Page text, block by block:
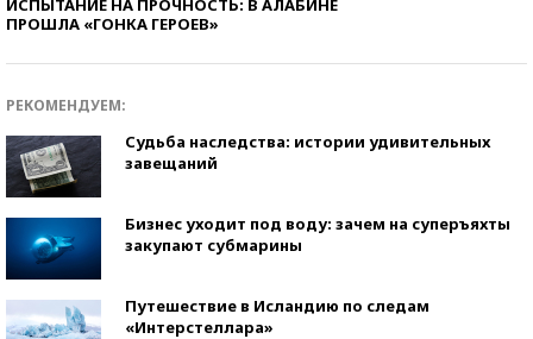
ПРОШЛА «ГОНКА ГЕРОЕВ»
РЕКОМЕНДУЕМ:
Судьба наследства: истории удивительных
завещаний
Бизнес уходит под воду: зачем на суперъяхты
закупают субмарины
Путешествие в Исландию по следам
«Интерстеллара»